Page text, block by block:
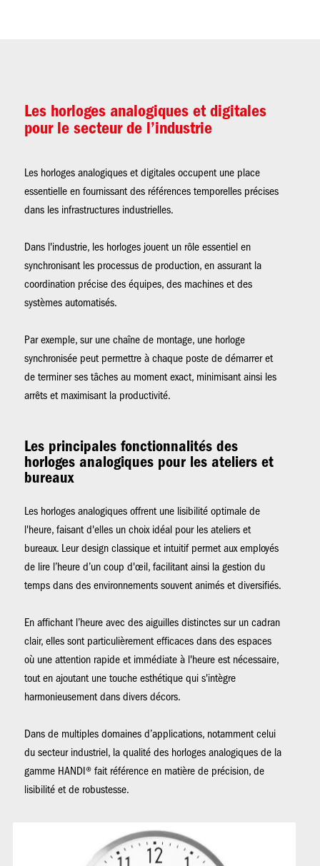
Les horloges analogiques et digitales
pour le secteur de l’industrie
Les horloges analogiques et digitales occupent une place
essentielle en fournissant des références temporelles précises
dans les infrastructures industrielles.
Dans l'industrie, les horloges jouent un rôle essentiel en
synchronisant les processus de production, en assurant la
coordination précise des équipes, des machines et des
systèmes automatisés.
Par exemple, sur une chaîne de montage, une horloge
synchronisée peut permettre à chaque poste de démarrer et
de terminer ses tâches au moment exact, minimisant ainsi les
arrêts et maximisant la productivité.
Les principales fonctionnalités des
horloges analogiques pour les ateliers et
bureaux
Les horloges analogiques offrent une lisibilité optimale de
l'heure, faisant d'elles un choix idéal pour les ateliers et
bureaux. Leur design classique et intuitif permet aux employés
de lire l’heure d’un coup d'œil, facilitant ainsi la gestion du
temps dans des environnements souvent animés et diversifiés.
En affichant l’heure avec des aiguilles distinctes sur un cadran
clair, elles sont particulièrement efficaces dans des espaces
où une attention rapide et immédiate à l'heure est nécessaire,
tout en ajoutant une touche esthétique qui s'intègre
harmonieusement dans divers décors.
Dans de multiples domaines d’applications, notamment celui
du secteur industriel, la qualité des horloges analogiques de la
gamme HANDI® fait référence en matière de précision, de
lisibilité et de robustesse.